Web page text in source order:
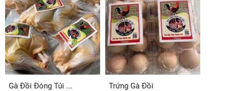
Gà Đồi Đóng Túi ... Trứng Gà Đồi